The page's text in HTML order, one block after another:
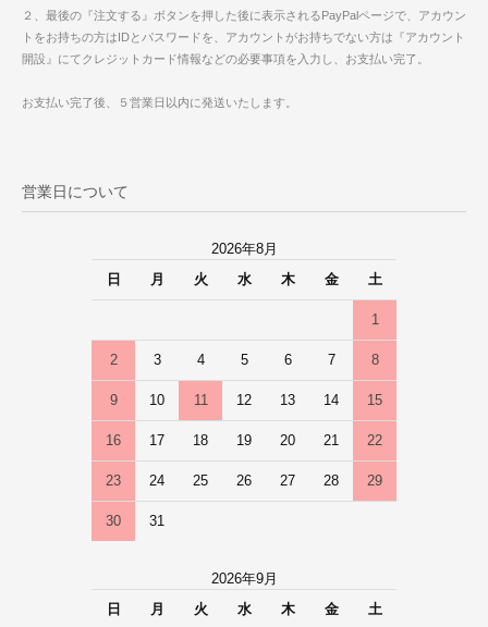
２、最後の『注文する』ボタンを押した後に表示されるPayPalページで、アカウン
トをお持ちの方はIDとパスワードを、アカウントがお持ちでない方は『アカウント
開設』にてクレジットカード情報などの必要事項を入力し、お支払い完了。
お支払い完了後、５営業日以内に発送いたします。
営業日について
2026年8月
日
月 火 水 木 金 土
1
2 3 4 5 6 7 8
9 10 11 12 13 14 15
16 17 18 19 20 21 22
23 24 25 26 27 28 29
30 31
2026年9月
日
月 火 水 木 金 土